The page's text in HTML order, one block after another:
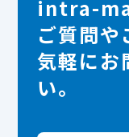
intra-
ご質問や
気軽にお
い。